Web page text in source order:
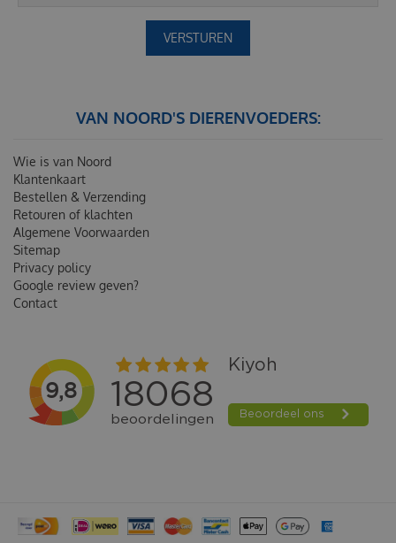
VAN NOORD'S DIERENVOEDERS:
Wie is van Noord
Klantenkaart
Bestellen & Verzending
Retouren of klachten
Algemene Voorwaarden
Sitemap
Privacy policy
Google review geven?
Contact